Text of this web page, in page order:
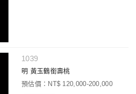
1039
明 黃玉鶴銜壽桃
預估價：NT$ 120,000-200,000